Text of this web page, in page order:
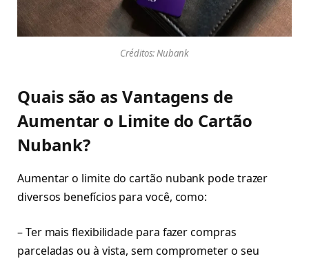
Créditos: Nubank
Quais são as Vantagens de
Aumentar o Limite do Cartão
Nubank?
Aumentar o limite do cartão nubank pode trazer
diversos benefícios para você, como:
– Ter mais flexibilidade para fazer compras
parceladas ou à vista, sem comprometer o seu